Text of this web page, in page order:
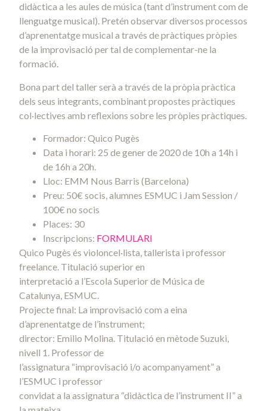
didàctica a les aules de música (tant d’instrument com de
llenguatge musical). Pretén observar diversos processos
d’aprenentatge musical a través de pràctiques pròpies
de la improvisació per tal de complementar-ne la
formació.
Bona part del taller serà a través de la pròpia pràctica
dels seus integrants, combinant propostes pràctiques
col·lectives amb reflexions sobre les pròpies pràctiques.
Formador: Quico Pugès
Data i horari: 25 de gener de 2020 de 10h a 14h i
de 16h a 20h.
Lloc: EMM Nous Barris (Barcelona)
Preu: 50€ socis, alumnes ESMUC i Jam Session /
100€ no socis
Places: 30
Inscripcions: FORMULARI
Quico Pugès és violoncel·lista, tallerista i professor
freelance. Titulació superior en
interpretació a l’Escola Superior de Música de
Catalunya, ESMUC.
Projecte final: La improvisació com a eina
d’aprenentatge de l’instrument;
director: Emilio Molina. Titulació en mètode Suzuki,
nivell 1. Professor de
l’assignatura “improvisació i/o acompanyament” a
l’ESMUC i professor
convidat a la assignatura “didàctica de l’instrument II” a